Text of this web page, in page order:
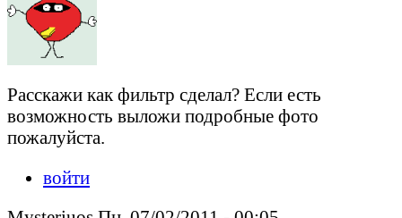
Расскажи как фильтр сделал? Если есть
возможность выложи подробные фото
пожалуйста.
войти